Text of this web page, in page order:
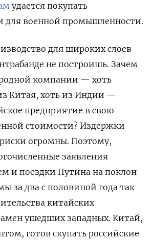
удается покупать
для военной промышленности.
для широких слоев
не построишь. Зачем
компании — хоть
Китая, хоть из Индии —
предприятие в свою
стоимости? Издержки
огромны. Поэтому,
заявления
и поездки Путина на поклон
за два с половиной года так
китайских
ушедших западных. Китай,
готов скупать российские